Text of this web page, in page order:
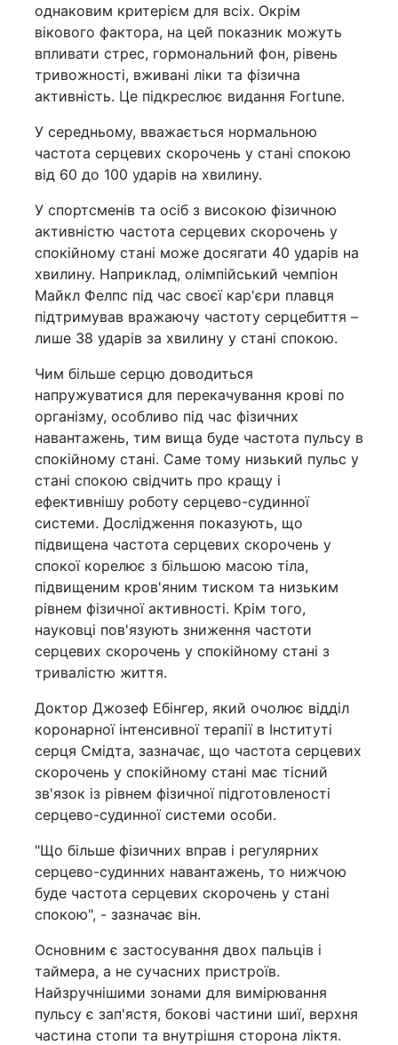
однаковим критерієм для всіх. Окрім
вікового фактора, на цей показник можуть
впливати стрес, гормональний фон, рівень
тривожності, вживані ліки та фізична
активність. Це підкреслює видання Fortune.
У середньому, вважається нормальною
частота серцевих скорочень у стані спокою
від 60 до 100 ударів на хвилину.
У спортсменів та осіб з високою фізичною
активністю частота серцевих скорочень у
спокійному стані може досягати 40 ударів на
хвилину. Наприклад, олімпійський чемпіон
Майкл Фелпс під час своєї кар'єри плавця
підтримував вражаючу частоту серцебиття –
лише 38 ударів за хвилину у стані спокою.
Чим більше серцю доводиться
напружуватися для перекачування крові по
організму, особливо під час фізичних
навантажень, тим вища буде частота пульсу в
спокійному стані. Саме тому низький пульс у
стані спокою свідчить про кращу і
ефективнішу роботу серцево-судинної
системи. Дослідження показують, що
підвищена частота серцевих скорочень у
спокої корелює з більшою масою тіла,
підвищеним кров'яним тиском та низьким
рівнем фізичної активності. Крім того,
науковці пов'язують зниження частоти
серцевих скорочень у спокійному стані з
тривалістю життя.
Доктор Джозеф Ебінгер, який очолює відділ
коронарної інтенсивної терапії в Інституті
серця Смідта, зазначає, що частота серцевих
скорочень у спокійному стані має тісний
зв'язок із рівнем фізичної підготовленості
серцево-судинної системи особи.
"Що більше фізичних вправ і регулярних
серцево-судинних навантажень, то нижчою
буде частота серцевих скорочень у стані
спокою", - зазначає він.
Основним є застосування двох пальців і
таймера, а не сучасних пристроїв.
Найзручнішими зонами для вимірювання
пульсу є зап'ястя, бокові частини шиї, верхня
частина стопи та внутрішня сторона ліктя.